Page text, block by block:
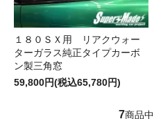
１８０ＳＸ用 リアクウォー
ターガラス純正タイプカーボ
ン製三角窓
59,800円(税込65,780円)
7商品中